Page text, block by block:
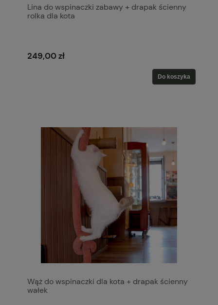
Lina do wspinaczki zabawy + drapak ścienny
rolka dla kota
249,00 zł
Do koszyka
Wąż do wspinaczki dla kota + drapak ścienny
wałek